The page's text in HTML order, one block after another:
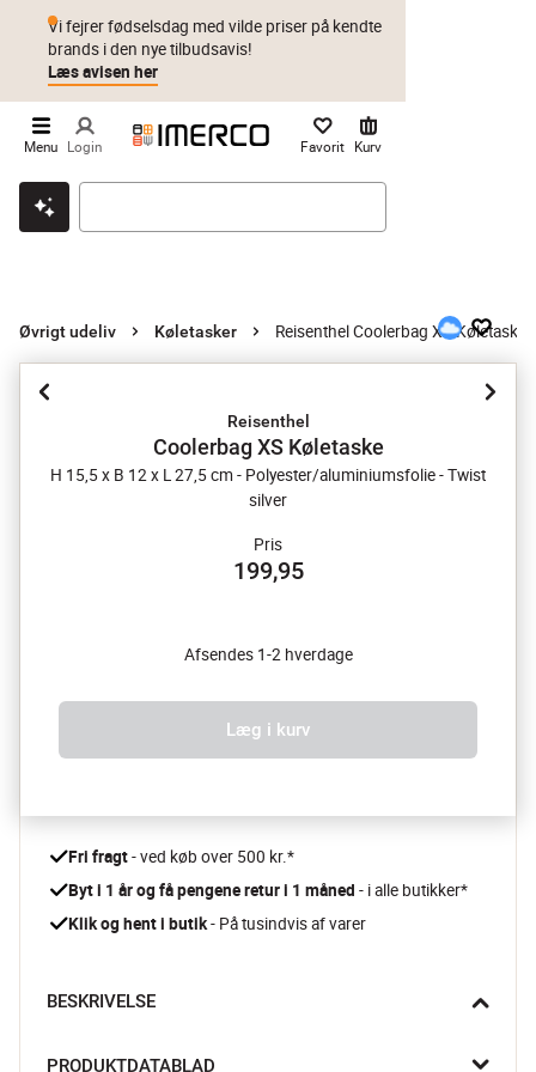
Klik & hent Byt i 1 år Prismatch
Vi fejrer fødselsdag med vilde priser på kendte
brands i den nye tilbudsavis!
Læs avisen her
Menu Login Favorit Kurv
Øvrigt udeliv Køletasker Reisenthel Coolerbag XS Køletaske
Reisenthel
Coolerbag XS Køletaske
H 15,5 x B 12 x L 27,5 cm - Polyester/aluminiumsfolie - Twist
silver
Pris
199,95
Afsendes 1-2 hverdage
Læg i kurv
Fri fragt - ved køb over 500 kr.*
Byt i 1 år og få pengene retur i 1 måned - i alle butikker*
Klik og hent i butik - På tusindvis af varer
BESKRIVELSE
PRODUKTDATABLAD